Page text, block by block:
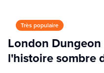
Très populaire
London
l'histoire sombre